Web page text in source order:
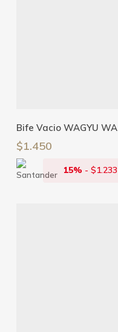
Bife Vacio WAGYU WA
$1.450
15% -$1.233